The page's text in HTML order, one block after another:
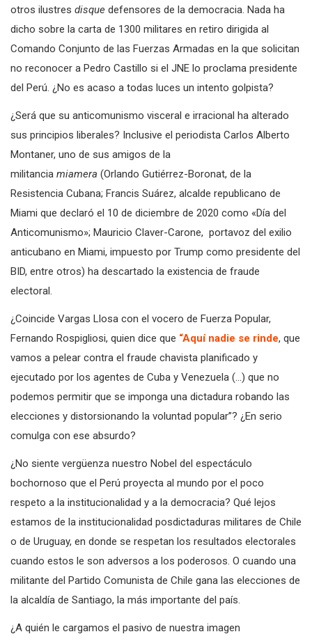
otros ilustres disque defensores de la democracia. Nada ha
dicho sobre la carta de 1300 militares en retiro dirigida al
Comando Conjunto de las Fuerzas Armadas en la que solicitan
no reconocer a Pedro Castillo si el JNE lo proclama presidente
del Perú. ¿No es acaso a todas luces un intento golpista?
¿Será que su anticomunismo visceral e irracional ha alterado
sus principios liberales? Inclusive el periodista Carlos Alberto
Montaner, uno de sus amigos de la
militancia miamera (Orlando Gutiérrez-Boronat, de la
Resistencia Cubana; Francis Suárez, alcalde republicano de
Miami que declaró el 10 de diciembre de 2020 como «Día del
Anticomunismo»; Mauricio Claver-Carone, portavoz del exilio
anticubano en Miami, impuesto por Trump como presidente del
BID, entre otros) ha descartado la existencia de fraude
electoral.
¿Coincide Vargas Llosa con el vocero de Fuerza Popular,
Fernando Rospigliosi, quien dice que “Aquí nadie se rinde, que
vamos a pelear contra el fraude chavista planificado y
ejecutado por los agentes de Cuba y Venezuela (…) que no
podemos permitir que se imponga una dictadura robando las
elecciones y distorsionando la voluntad popular”? ¿En serio
comulga con ese absurdo?
¿No siente vergüenza nuestro Nobel del espectáculo
bochornoso que el Perú proyecta al mundo por el poco
respeto a la institucionalidad y a la democracia? Qué lejos
estamos de la institucionalidad posdictaduras militares de Chile
o de Uruguay, en donde se respetan los resultados electorales
cuando estos le son adversos a los poderosos. O cuando una
militante del Partido Comunista de Chile gana las elecciones de
la alcaldía de Santiago, la más importante del país.
¿A quién le cargamos el pasivo de nuestra imagen